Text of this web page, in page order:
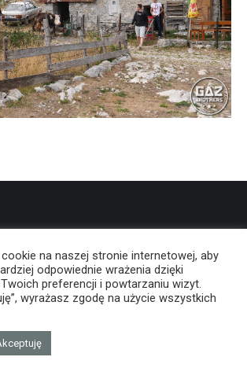
na naszej stronie internetowej, aby
odpowiednie wrażenia dzięki
preferencji i powtarzaniu wizyt.
wyrażasz zgodę na użycie wszystkich